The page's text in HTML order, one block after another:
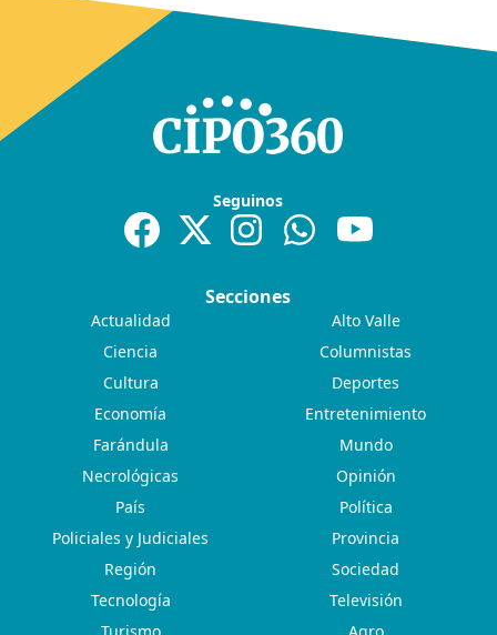
Seguinos
Secciones
Actualidad
Alto Valle
Ciencia
Columnistas
Cultura
Deportes
Economía
Entretenimiento
Farándula
Mundo
Necrológicas
Opinión
País
Política
Policiales y Judiciales
Provincia
Región
Sociedad
Tecnología
Televisión